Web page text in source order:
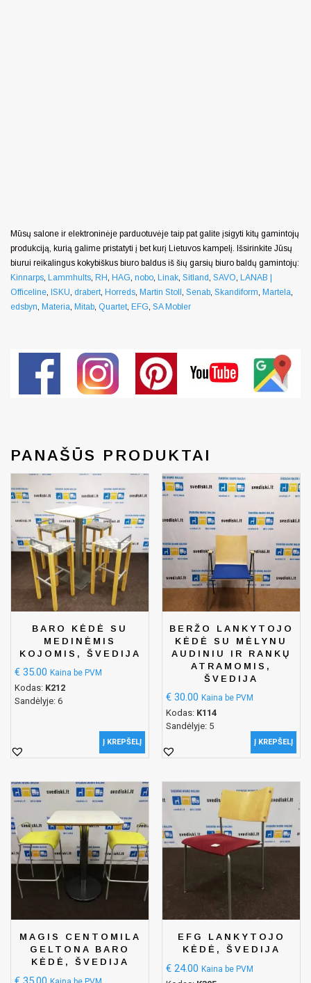
Mūsų salone ir elektroninėje parduotuvėje taip pat galite įsigyti kitų gamintojų
produkciją, kurią galime pristatyti į bet kurį Lietuvos kampelį. Išsirinkite Jūsų
biurui reikalingus kokybiškus biuro baldus iš šių garsių biuro baldų gamintojų:
Kinnarps, Lammhults, RH, HAG, nobo, Linak, Sitland, SAVO, LANAB |
Officeline, ISKU, drabert, Horreds, Martin Stoll, Senab, Skandiform, Martela,
edsbyn, Materia, Mitab, Quartet, EFG, SA Mobler
PANAŠŪS PRODUKTAI
BARO KĖDĖ SU
MEDINĖMIS
KOJOMIS, ŠVEDIJA
€ 35.00 Kaina be PVM
Kodas: K212
Sandėlyje: 6
Į KREPŠELĮ
BERŽO LANKYTOJO
KĖDĖ SU MĖLYNU
AUDINIU IR RANKŲ
ATRAMOMIS,
ŠVEDIJA
€ 30.00 Kaina be PVM
Kodas: K114
Sandėlyje: 5
Į KREPŠELĮ
MAGIS CENTOMILA
GELTONA BARO
KĖDĖ, ŠVEDIJA
EFG LANKYTOJO
KĖDĖ, ŠVEDIJA
€ 24.00 Kaina be PVM